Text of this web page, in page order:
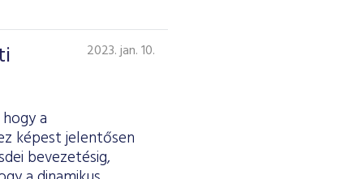
2023. jan. 10.
a
képest jelentősen
bevezetésig,